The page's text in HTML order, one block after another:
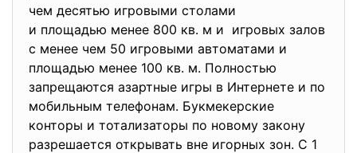
чем десятью игровыми столами
и площадью менее 800 кв. м и игровых залов
с менее чем 50 игровыми автоматами и
площадью менее 100 кв. м. Полностью
запрещаются азартные игры в Интернете и по
мобильным телефонам. Букмекерские
конторы и тотализаторы по новому закону
разрешается открывать вне игорных зон. С 1